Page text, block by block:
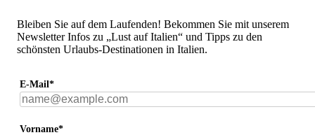
Bleiben Sie auf dem Laufenden! Bekommen Sie mit unserem
Newsletter Infos zu „Lust auf Italien“ und Tipps zu den
schönsten Urlaubs-Destinationen in Italien.
E-Mail*
Vorname*